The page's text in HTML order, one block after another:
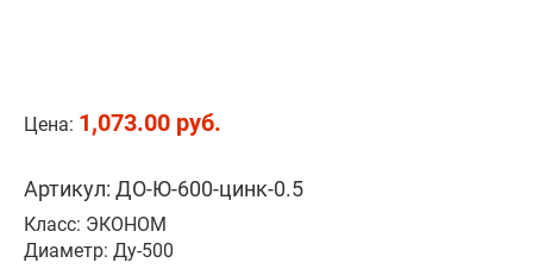
Цена: 1,073.00 руб.
Артикул: ДО-Ю-600-цинк-0.5
Класс: ЭКОНОМ
Диаметр: Ду-500